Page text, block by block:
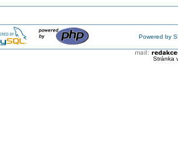
Powered by
Stránka